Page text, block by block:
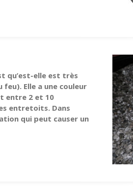
qu’est-elle est très
Elle a une couleur
entre 2 et 10
entretoits. Dans
qui peut causer un